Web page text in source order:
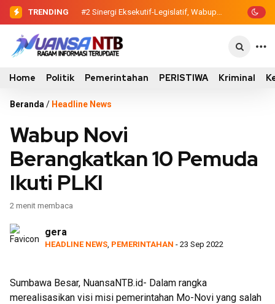
TRENDING #2 Sinergi Eksekutif-Legislatif, Wabup
Ansori Serahkan Tujuh Kontainer
Home Politik Pemerintahan PERISTIWA Kriminal
Beranda / Headline News
Wabup Novi
Berangkatkan 10 Pemuda
Ikuti PLKI
2 menit membaca
gera
HEADLINE NEWS PEMERINTAHAN - 23 Sep 2022
Sumbawa Besar, NuansaNTB.id- Dalam rangka
merealisasikan visi misi pemerintahan Mo-Novi yang salah